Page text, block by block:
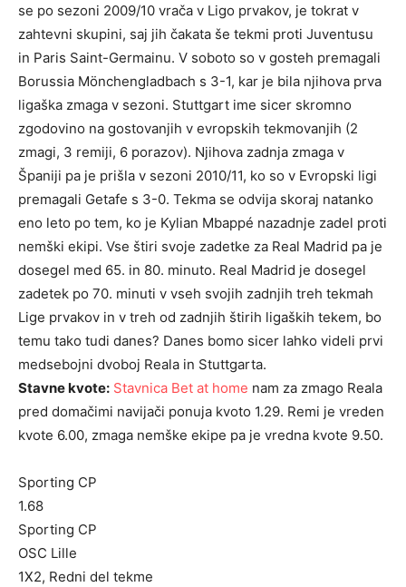
se po sezoni 2009/10 vrača v Ligo prvakov, je tokrat v
zahtevni skupini, saj jih čakata še tekmi proti Juventusu
in Paris Saint-Germainu. V soboto so v gosteh premagali
Borussia Mönchengladbach s 3-1, kar je bila njihova prva
ligaška zmaga v sezoni. Stuttgart ime sicer skromno
zgodovino na gostovanjih v evropskih tekmovanjih (2
zmagi, 3 remiji, 6 porazov). Njihova zadnja zmaga v
Španiji pa je prišla v sezoni 2010/11, ko so v Evropski ligi
premagali Getafe s 3-0. Tekma se odvija skoraj natanko
eno leto po tem, ko je Kylian Mbappé nazadnje zadel proti
nemški ekipi. Vse štiri svoje zadetke za Real Madrid pa je
dosegel med 65. in 80. minuto. Real Madrid je dosegel
zadetek po 70. minuti v vseh svojih zadnjih treh tekmah
Lige prvakov in v treh od zadnjih štirih ligaških tekem, bo
temu tako tudi danes? Danes bomo sicer lahko videli prvi
medsebojni dvoboj Reala in Stuttgarta.
Stavne kvote: Stavnica Bet at home nam za zmago Reala
pred domačimi navijači ponuja kvoto 1.29. Remi je vreden
kvote 6.00, zmaga nemške ekipe pa je vredna kvote 9.50.
Sporting CP
1.68
Sporting CP
OSC Lille
1X2, Redni del tekme